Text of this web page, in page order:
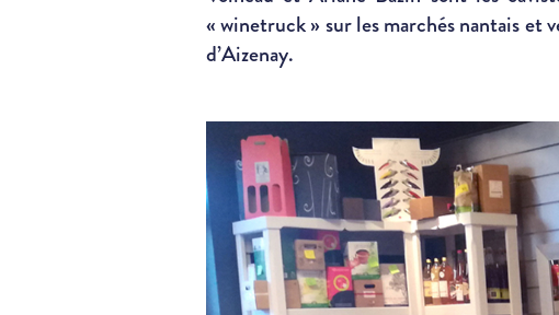
« winetruck » sur les marchés nantais et
d’Aizenay.